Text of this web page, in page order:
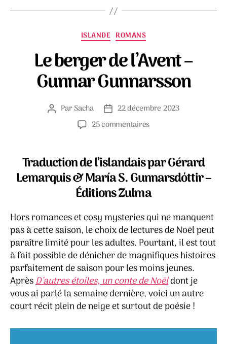
Catégories
ISLANDE ROMANS
Le berger de l’Avent –
Gunnar Gunnarsson
Auteur
ParSacha
Date
de
l’article
22 décembre 2023
25 commentairessur
de
l’Avent
–
Gunnar
Traduction de l’islandais par Gérard
Lemarquis & María S. Gunnarsdόttir –
Éditions Zulma
Hors romances et cosy mysteries qui ne manquent
pas à cette saison, le choix de lectures de Noël peut
paraître limité pour les adultes. Pourtant, il est tout
à fait possible de dénicher de magnifiques histoires
parfaitement de saison pour les moins jeunes.
AprèsD’autres étoiles, un conte de Noëldont je
vous ai parlé la semaine dernière, voici un autre
court récit plein de neige et surtout de poésie !